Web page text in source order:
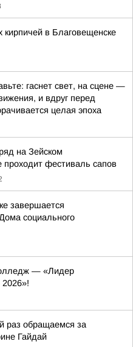
в Благовещенске
гаснет свет, на сцене —
и вдруг перед
целая эпоха
на Зейском
фестиваль сапов
завершается
социального
— «Лидер
раз обращаемся за
Гайдай